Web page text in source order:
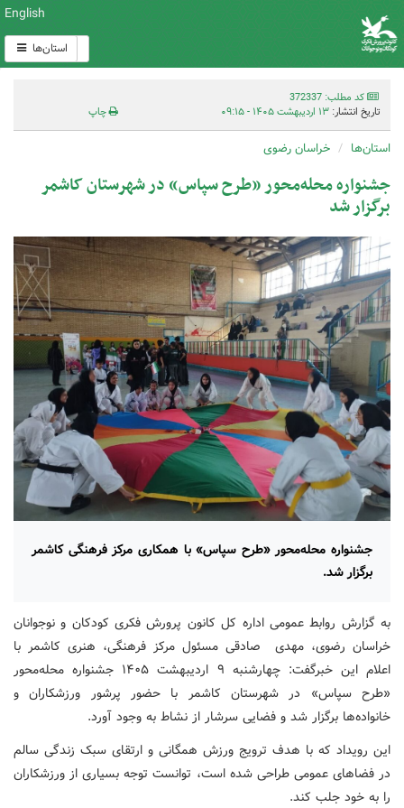
English
استان‌ها
کد مطلب: 372337
تاریخ انتشار: ۱۳ اردیبهشت ۱۴۰۵ - ۰۹:۱۵ چاپ
استان‌ها خراسان رضوی
جشنواره محله‌محور «طرح سپاس» در شهرستان کاشمر
برگزار شد
جشنواره محله‌محور «طرح سپاس» با همکاری مرکز فرهنگی کاشمر
برگزار شد.
به گزارش روابط عمومی اداره کل کانون پرورش فکری کودکان و نوجوانان
خراسان رضوی، مهدی صادقی مسئول مرکز فرهنگی، هنری کاشمر با
اعلام این خبرگفت: چهارشنبه ۹ اردیبهشت ۱۴۰۵ جشنواره محله‌محور
«طرح سپاس» در شهرستان کاشمر با حضور پرشور ورزشکاران و
خانواده‌ها برگزار شد و فضایی سرشار از نشاط به وجود آورد.
این رویداد که با هدف ترویج ورزش همگانی و ارتقای سبک زندگی سالم
در فضاهای عمومی طراحی شده است، توانست توجه بسیاری از ورزشکاران
را به خود جلب کند.